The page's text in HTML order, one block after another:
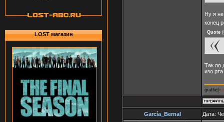
LOST магазин
Ну я
конец
Quote (
Так по
изо
graffie| ♥
García_Bernal Дата: